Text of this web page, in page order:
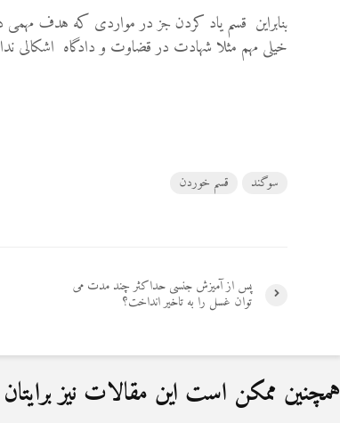
بنابراین قسم یاد کردن جز در مواردى كه هدف
خیلی مهم مثلا شهادت در قضاوت و دادگاه اشکالی
سوگند قسم خوردن
پس از آمیزش جنسی حداکثر چند مدت می
توان غسل را به تاخیر انداخت؟
همچنین ممکن است این مقالات نیز